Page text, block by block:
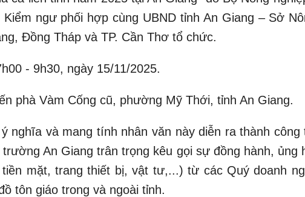
Kiểm ngư phối hợp cùng UBND tỉnh An Giang – Sở
Đồng Tháp và TP. Cần Thơ tổ chức.
- 9h30, ngày 15/11/2025.
phà Vàm Cống cũ, phường Mỹ Thới, tỉnh An Giang.
nghĩa và mang tính nhân văn này diễn ra thành công
trường An Giang trân trọng kêu gọi sự đồng hành, ủng
mặt, trang thiết bị, vật tư,...) từ các Quý doanh
tôn giáo trong và ngoài tỉnh.